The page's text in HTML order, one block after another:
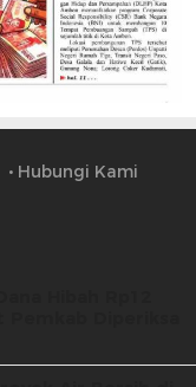
Hubungi Kami